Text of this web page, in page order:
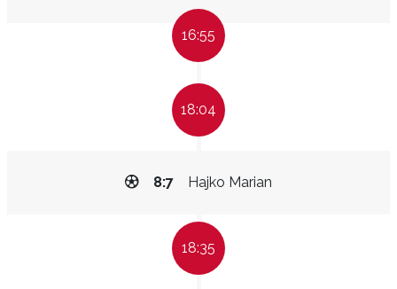
16:55
18:04
Hajko Marian
8:7
18:35